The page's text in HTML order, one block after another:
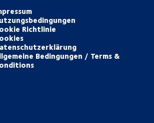
Richtlinie
Bedingungen / Terms &